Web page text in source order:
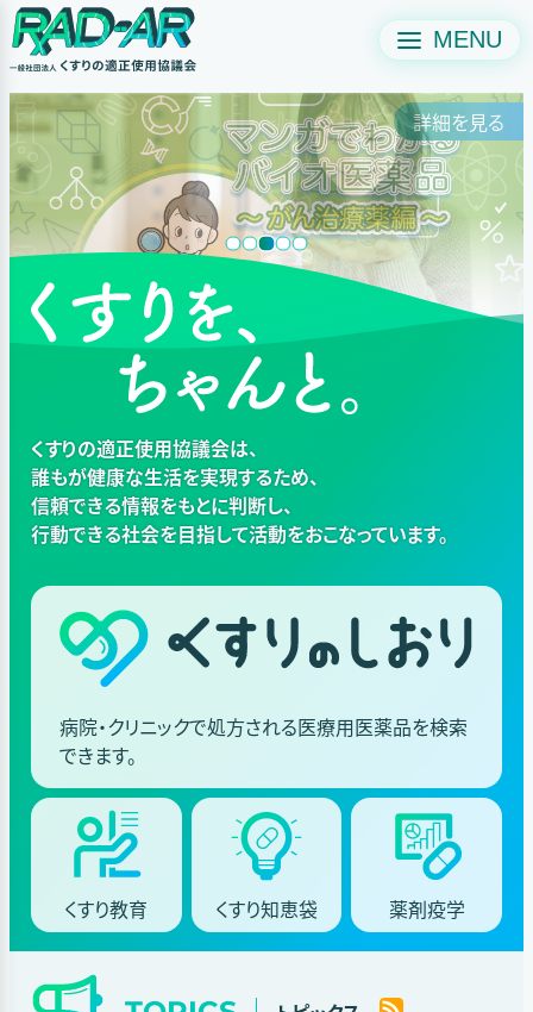
MENU
くすりの適正使用協議会は、
誰もが健康な生活を実現するため、
信頼できる情報をもとに判断し、
行動できる社会を目指して活動をおこなっています。
病院・クリニックで処方される医療用医薬品を検索
できます。
くすり教育 くすり知恵袋 薬剤疫学